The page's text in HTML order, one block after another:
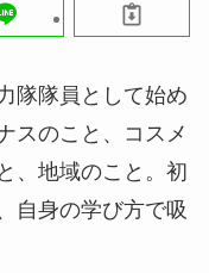
隊隊員として始め
スのこと、コスメ
、地域のこと。初
自身の学び方で吸